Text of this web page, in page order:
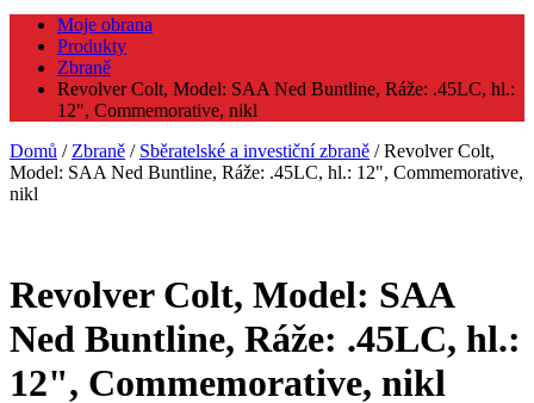
Moje obrana
Produkty
Zbraně
Revolver Colt, Model: SAA Ned Buntline, Ráže: .45LC, hl.:
12", Commemorative, nikl
Domů / Zbraně / Sběratelské a investiční zbraně / Revolver Colt,
Model: SAA Ned Buntline, Ráže: .45LC, hl.: 12", Commemorative,
nikl
Revolver Colt, Model: SAA
Ned Buntline, Ráže: .45LC, hl.:
12", Commemorative, nikl